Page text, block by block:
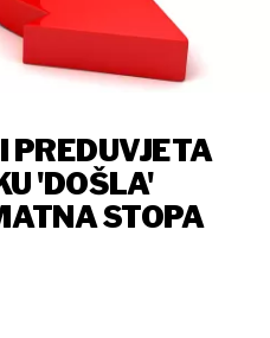
PREDUVJETA
'DOŠLA'
STOPA